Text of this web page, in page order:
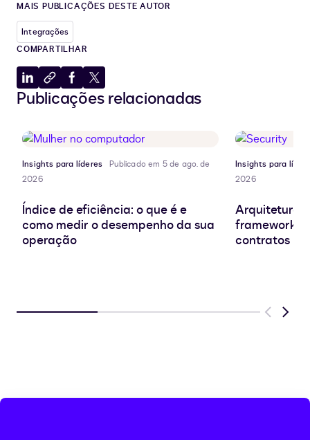
MAIS PUBLICAÇÕES DESTE AUTOR
Integrações
COMPARTILHAR
Compartilhar
no
Copiar
para
de
transferência
Compartilhar
no
Compartilhar
no
Publicações relacionadas
Insights para líderes
Publicado em 5 de ago. de
2026
Índice de eficiência: o que é e
como medir o desempenho da sua
operação
Insights para
2026
Arquitetura
frameworks
contratos
Previous
Next